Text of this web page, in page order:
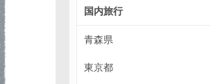
国内旅行
青森県
東京都